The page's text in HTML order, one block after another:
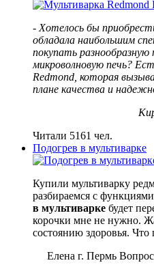
- Хотелось бы
обладала наибольшим
покупать
микроволновую печь?
Redmond, которая
плане качества и
Читали 5161 чел.
Подогрев в мультиварке
Купили мультиварку
разбираемся с
в мультиварке будет
корочки мне не нужно.
состоянию здоровья. Что
Елена г. Пермь